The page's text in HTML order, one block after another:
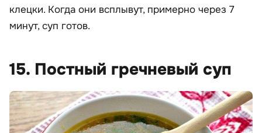
клецки. Когда они всплывут, примерно через 7
минут, суп готов.
15. Постный гречневый суп